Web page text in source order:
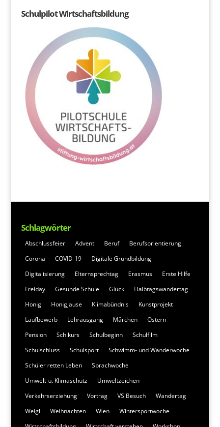
Schulpilot Wirtschaftsbildung
Schlagwörter
Abschlussfeier Advent Beruf
Berufsorientierung
Corona
COVID-19
Digitale Grundbildung
Digitalisierung
Elternsprechtag Erasmus
Erste Hilfe
Freiday
Gesunde Schule Glück
Halbtagswandertag
Honig
Honigjause Klimabündnis
Kunstprojekt
Laufbewerb
Lehrausgang Märchen
Ostern
Pension
Schikurs Schulbeginn
Schulfilm
Schulschluss
Schulsport
Schwimm- und Wanderwoche
Schüler retten Leben
Sprachwoche
Umwelt-u. Klimaschutz
Umweltzeichen
Verkehrserziehung
Vortrag VS Besuch
Wandertag
Weigl
Weihnachten Wien
Wintersportwoche